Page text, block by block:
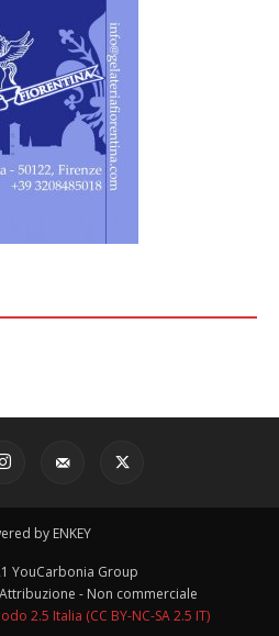
by ENKEY
YouCarbonia Group
- Non commerciale
2.5 Italia (CC BY-NC-SA 2.5 IT)